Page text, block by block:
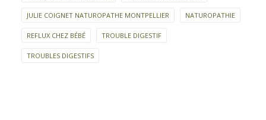
JULIE COIGNET NATUROPATHE MONTPELLIER NATUROPATHIE
REFLUX CHEZ BÉBÉ TROUBLE DIGESTIF
TROUBLES DIGESTIFS